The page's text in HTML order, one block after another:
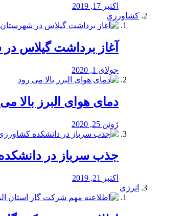
اکتبر 17, 2019
کشاورزی
آغاز برداشت گیلاس در
جولای 1, 2020
دمای هوای البرز بالا
ژوئن 25, 2020
جذب سرباز در
اکتبر 21, 2019
انرژی